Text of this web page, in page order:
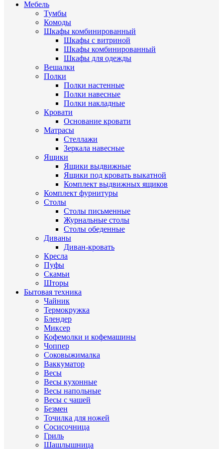
Мебель
Тумбы
Комоды
Шкафы комбинированный
Шкафы с витриной
Шкафы комбинированный
Шкафы для одежды
Вешалки
Полки
Полки настенные
Полки навесные
Полки накладные
Кровати
Основание кровати
Матрасы
Стеллажи
Зеркала навесные
Ящики
Ящики выдвижные
Ящики под кровать выкатной
Комплект выдвижных ящиков
Комплект фурнитуры
Столы
Столы письменные
Журнальные cтолы
Столы обеденные
Диваны
Диван-кровать
Кресла
Пуфы
Скамьи
Шторы
Бытовая техника
Чайник
Термокружка
Блендер
Миксер
Кофемолки и кофемашины
Чоппер
Соковыжималка
Ваккуматор
Весы
Весы кухонные
Весы напольные
Весы с чашей
Безмен
Точилка для ножей
Сосисочница
Гриль
Шашлышница